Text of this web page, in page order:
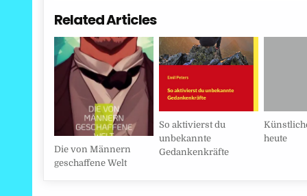
Related Articles
Die von Männern
geschaffene Welt
So aktivierst du
unbekannte
Gedankenkräfte
heute